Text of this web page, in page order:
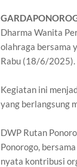
Dharma Wanita
olahraga bersama
Rabu (18/6/2025).
Kegiatan ini
yang berlangsung
DWP Rutan
Ponorogo,
nyata kontribusi